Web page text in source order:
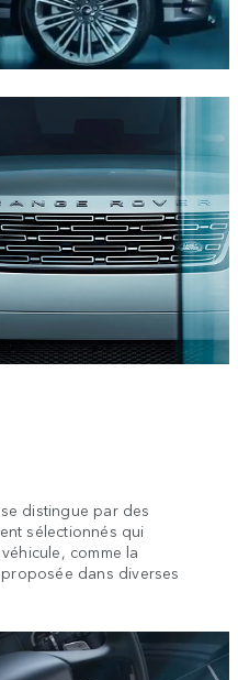
distingue par des
sélectionnés qui
comme la
dans diverses